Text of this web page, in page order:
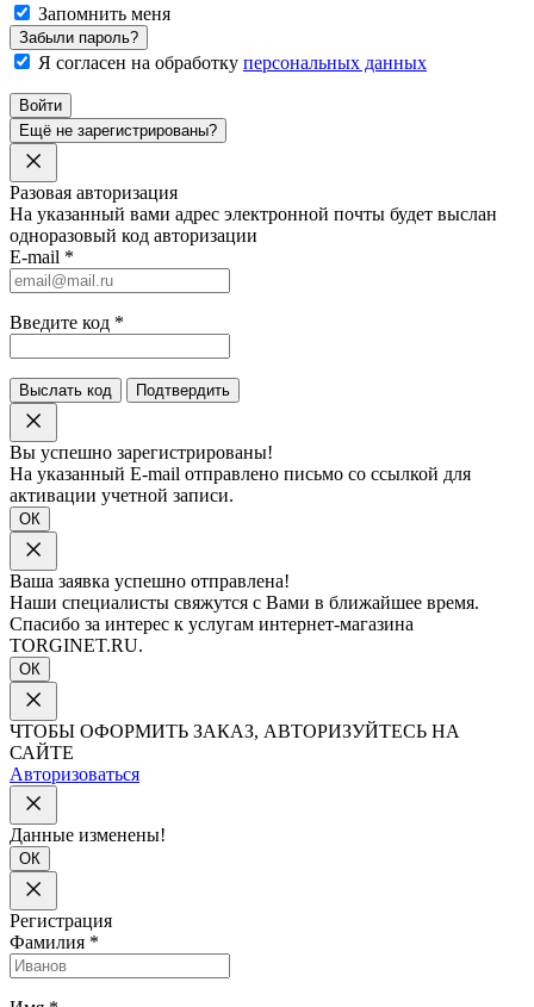
Запомнить меня
Забыли пароль?
Я согласен на обработку персональных данных
Войти
Ещё не зарегистрированы?
Разовая авторизация
На указанный вами адрес электронной почты будет выслан
одноразовый код авторизации
E-mail *
Введите код *
Выслать код Подтвердить
Вы успешно зарегистрированы!
На указанный E-mail отправлено письмо со ссылкой для
активации учетной записи.
ОК
Ваша заявка успешно отправлена!
Наши специалисты свяжутся с Вами в ближайшее время.
Спасибо за интерес к услугам интернет-магазина
TORGINET.RU.
ОК
ЧТОБЫ ОФОРМИТЬ ЗАКАЗ, АВТОРИЗУЙТЕСЬ НА
САЙТЕ
Авторизоваться
Данные изменены!
ОК
Регистрация
Фамилия *